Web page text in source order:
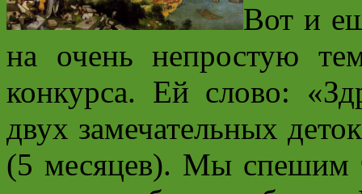
Вот и
на очень непростую
конкурса. Ей слово:
двух замечательных
(5 месяцев). Мы спешим